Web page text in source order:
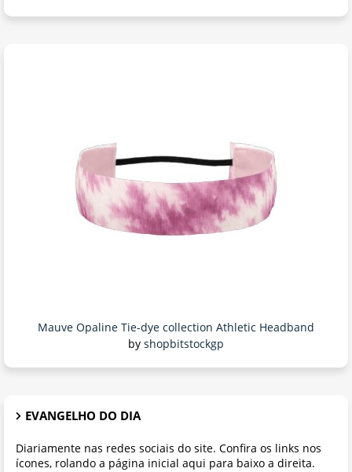
Mauve Opaline Tie-dye collection Athletic Headband
by shopbitstockgp
EVANGELHO DO DIA
Diariamente nas redes sociais do site. Confira os links nos
ícones, rolando a página inicial aqui para baixo a direita.